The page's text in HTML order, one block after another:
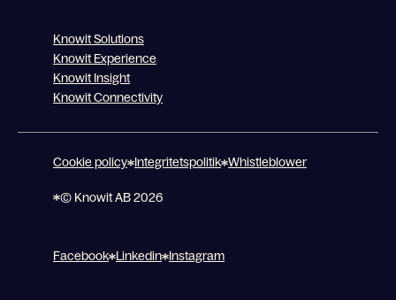
Knowit Solutions
Knowit Experience
Knowit Insight
Knowit Connectivity
Cookie policy Integritetspolitik Whistleblower
© Knowit AB 2026
Facebook Linkedin Instagram